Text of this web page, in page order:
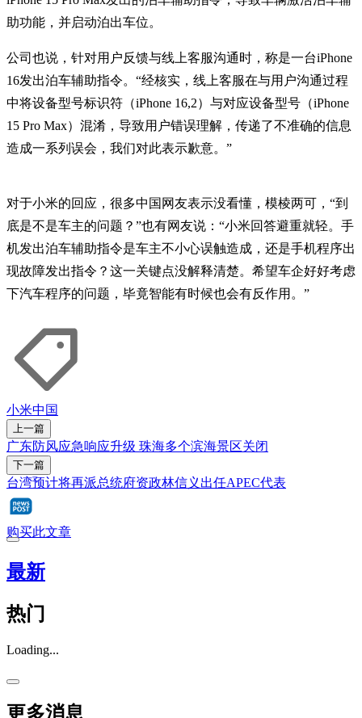
助功能，并启动泊出车位。
公司也说，针对用户反馈与线上客服沟通时，称是一台iPhone
16发出泊车辅助指令。“经核实，线上客服在与用户沟通过程
中将设备型号标识符（iPhone 16,2）与对应设备型号（iPhone
15 Pro Max）混淆，导致用户错误理解，传递了不准确的信息
造成一系列误会，我们对此表示歉意。”
对于小米的回应，很多中国网友表示没看懂，模棱两可，“到
底是不是车主的问题？”也有网友说：“小米回答避重就轻。手
机发出泊车辅助指令是车主不小心误触造成，还是手机程序出
现故障发出指令？这一关键点没解释清楚。希望车企好好考虑
下汽车程序的问题，毕竟智能有时候也会有反作用。”
小米中国
上一篇
广东防风应急响应升级 珠海多个滨海景区关闭
下一篇
台湾预计将再派总统府资政林信义出任APEC代表
购买此文章
最新
热门
Loading...
更多消息